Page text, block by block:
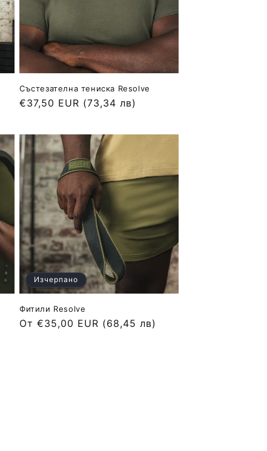
Състезателна тениска Resolve
Обичайна
€37,50 EUR (73,34 лв)
Изчерпано
Фитили Resolve
Обичайна
От €35,00 EUR (68,45 лв)